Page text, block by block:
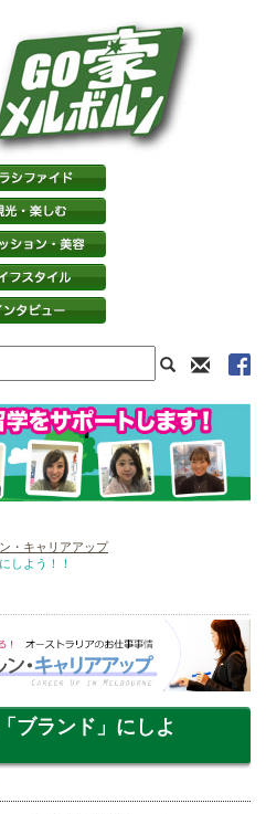
・キャリアアップ
しよう！！
ブランド」にしよ